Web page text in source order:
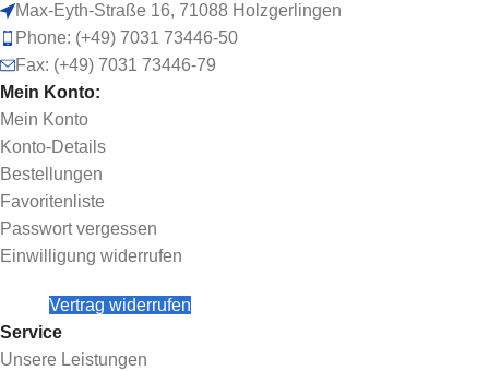
Max-Eyth-Straße 16, 71088 Holzgerlingen
Phone: (+49) 7031 73446-50
Fax: (+49) 7031 73446-79
Mein Konto:
Mein Konto
Konto-Details
Bestellungen
Favoritenliste
Passwort vergessen
Einwilligung widerrufen
Vertrag widerrufen
Service
Unsere Leistungen